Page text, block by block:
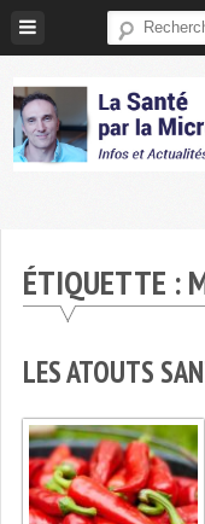
Skip
ÉTIQUETTE :
LES ATOUTS